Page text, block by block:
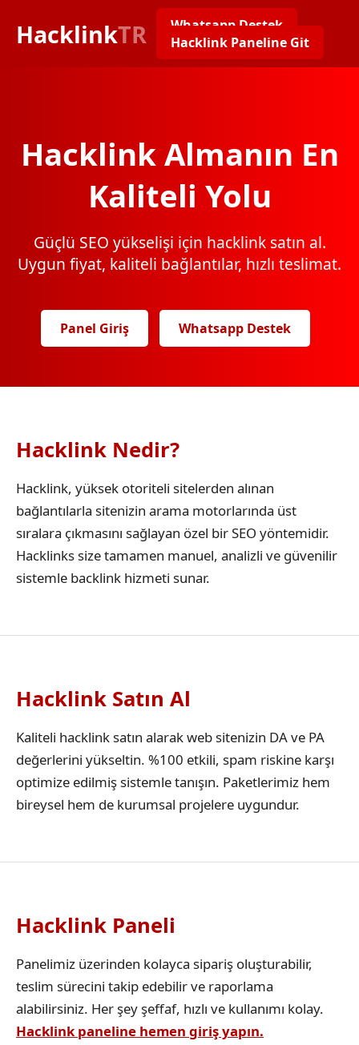
HacklinkTR
Whatsapp Destek
Hacklink Paneline Git
Hacklink Almanın En
Kaliteli Yolu
Güçlü SEO yükselişi için hacklink satın al.
Uygun fiyat, kaliteli bağlantılar, hızlı teslimat.
Panel Giriş Whatsapp Destek
Hacklink Nedir?
Hacklink, yüksek otoriteli sitelerden alınan
bağlantılarla sitenizin arama motorlarında üst
sıralara çıkmasını sağlayan özel bir SEO yöntemidir.
Hacklinks size tamamen manuel, analizli ve güvenilir
sistemle backlink hizmeti sunar.
Hacklink Satın Al
Kaliteli hacklink satın alarak web sitenizin DA ve PA
değerlerini yükseltin. %100 etkili, spam riskine karşı
optimize edilmiş sistemle tanışın. Paketlerimiz hem
bireysel hem de kurumsal projelere uygundur.
Hacklink Paneli
Panelimiz üzerinden kolayca sipariş oluşturabilir,
teslim sürecini takip edebilir ve raporlama
alabilirsiniz. Her şey şeffaf, hızlı ve kullanımı kolay.
Hacklink paneline hemen giriş yapın.